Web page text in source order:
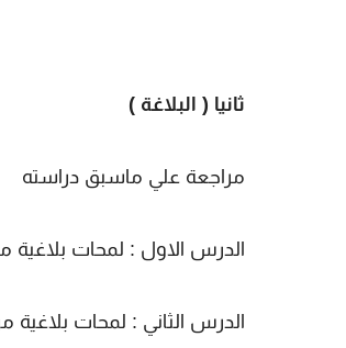
ثانيا ( البلاغة )
مراجعة علي ماسبق دراسته
الدرس الاول : لمحات بلاغية
الدرس الثاني : لمحات بلاغية